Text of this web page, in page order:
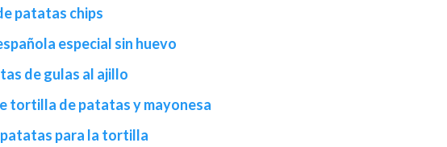
patatas chips
especial sin huevo
de gulas al ajillo
tortilla de patatas y mayonesa
para la tortilla